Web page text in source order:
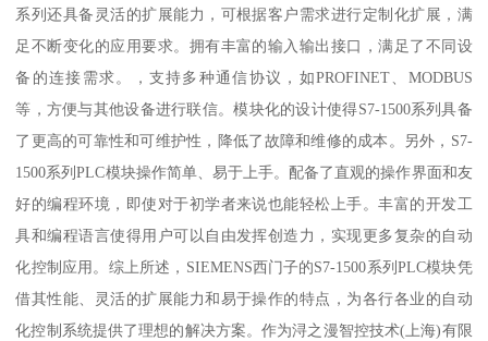
系列还具备灵活的扩展能力，可根据客户需求进行定制化扩展，满
足不断变化的应用要求。拥有丰富的输入输出接口，满足了不同设
备的连接需求。，支持多种通信协议，如PROFINET、MODBUS
等，方便与其他设备进行联信。模块化的设计使得S7-1500系列具备
了更高的可靠性和可维护性，降低了故障和维修的成本。另外，S7-
1500系列PLC模块操作简单、易于上手。配备了直观的操作界面和友
好的编程环境，即使对于初学者来说也能轻松上手。丰富的开发工
具和编程语言使得用户可以自由发挥创造力，实现更多复杂的自动
化控制应用。综上所述，SIEMENS西门子的S7-1500系列PLC模块凭
借其性能、灵活的扩展能力和易于操作的特点，为各行各业的自动
化控制系统提供了理想的解决方案。作为浔之漫智控技术(上海)有限